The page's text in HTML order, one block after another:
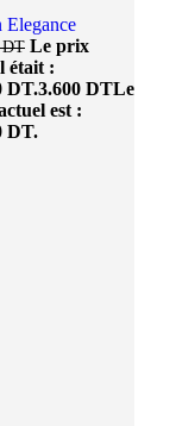
Elegance
DT Le prix
était :
DT.3.600 DTLe
est :
DT.